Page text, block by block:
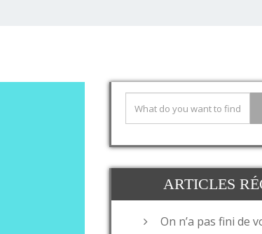
ARTICLES
On n’a pas fini de